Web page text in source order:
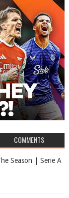
COMMENTS
Season | Serie A